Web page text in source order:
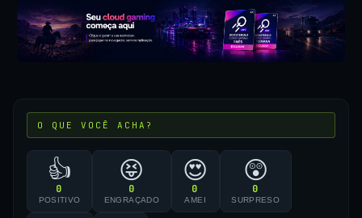
O QUE VOCÊ ACHA?
👍
0
POSITIVO
😝
0
ENGRAÇADO
😍
0
AMEI
😲
0
SURPRESO